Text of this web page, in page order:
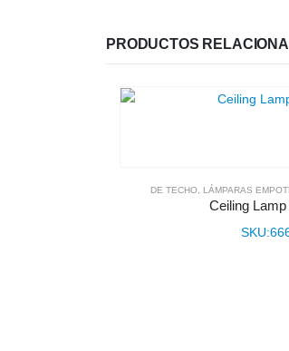
PRODUCTOS
DE TECHO, LÁMPARAS
Ceiling